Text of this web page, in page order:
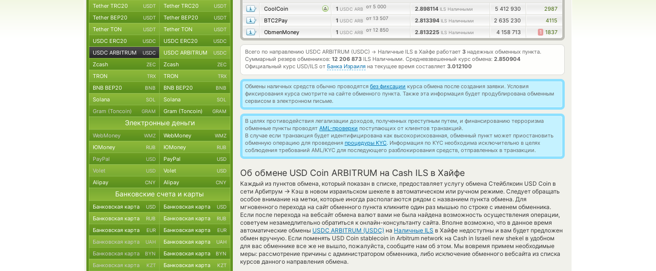
CoolCoin 1 USDC ARB от 5 000 2.898114 ILS Наличными 5 412 930
2987
BTC2Pay
1 USDC ARB от 13 507 2.813394 ILS Наличными 2 635 230
4115
ObmenMoney
1 USDC ARB от 12 850 2.813225 ILS Наличными 4 158 713 1 1837
Всего по направлению USDC ARBITRUM (USDC) → Наличные ILS в Хайфе работает 3 надежных обменных пункта.
Суммарный резерв обменников: 12 206 873 ILS Наличными. Средневзвешенный курс обмена: 2.850904
Официальный курс USD/ILS от Банка Израиля на текущее время составляет 3.012100
Обмены наличных средств обычно проводятся без фиксации курса обмена после создания заявки. Условия
фиксирования курса смотрите на сайте обменного пункта. Также эта информация будет продублирована обменным
сервисом в электронном письме.
В целях противодействия легализации доходов, полученных преступным путем, и финансированию терроризма
обменные пункты проводят AML-проверки поступающих от клиентов транзакций.
В случае если транзакция будет идентифицирована как высокорискованная, обменный пункт может приостановить
обменную операцию для проведения процедуры KYC. Информация по KYC необходима исключительно в целях
соблюдения требований AML/KYC для последующего разблокирования средств, отправленных в транзакции.
Об обмене USD Coin ARBITRUM на Cash ILS в Хайфе
Каждый из пунктов обмена, который показан в списке, предоставляет услугу обмена Стейблкоин USD Coin в
сети Арбитрум → Кэш в новом израильском шекеле в автоматическом или ручном режиме. Следует обращать
особое внимание на метки, которые иногда располагаются рядом с названием пункта обмена. Для
мгновенного перехода на сайт обменного пункта кликните один раз мышью по строке с именем обменника.
Если после перехода на вебсайт обмена валют вами не была найдена возможность осуществления операции,
советуем незамедлительно обратиться к онлайн-консультанту сайта. Вполне возможно, что в данное время
автоматические обмены USDC ARBITRUM (USDC) на Наличные ILS в Хайфе недоступны и вам будет предложен
обмен вручную. Если поменять USD Coin stablecoin in Arbitrum network на Cash in Israeli new shekel в удобном
для вас обменнике все же не вышло, пожалуйста, сообщите нам об этом. Мы вовремя примем необходимые
меры: рассмотрение причины с администратором обменника, либо исключение обменного вебсайта из списка
курсов данного направления обмена.
Tether TRC20 USDT Tether TRC20 USDT
Tether BEP20 USDT Tether BEP20 USDT
Tether TON USDT Tether TON USDT
USDC ERC20 USDC USDC ERC20 USDC
USDC ARBITRUM USDC USDC ARBITRUM USDC
Zcash ZEC Zcash ZEC
TRON TRX TRON TRX
BNB BEP20 BNB BNB BEP20 BNB
Solana SOL Solana SOL
Gram (Toncoin) GRAM Gram (Toncoin) GRAM
Электронные деньги
WebMoney WMZ WebMoney WMZ
ЮMoney RUB ЮMoney RUB
PayPal USD PayPal USD
Volet USD Volet USD
Alipay CNY Alipay CNY
Банковские счета и карты
Банковская карта USD Банковская карта USD
Банковская карта RUB Банковская карта RUB
Банковская карта EUR Банковская карта EUR
Банковская карта UAH Банковская карта UAH
Банковская карта BYN Банковская карта BYN
Банковская карта KZT Банковская карта KZT